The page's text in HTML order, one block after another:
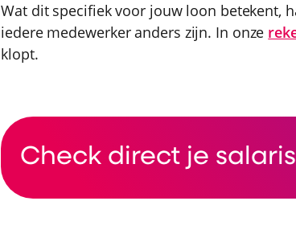
Wat dit specifiek voor jouw loon betekent,
iedere medewerker anders zijn. In onze
klopt.
Check direct je salaris